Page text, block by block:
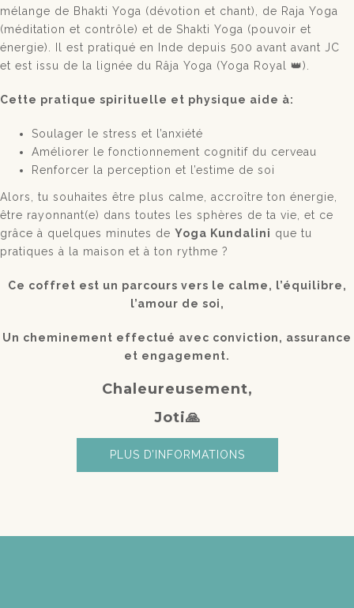
mélange de Bhakti Yoga (dévotion et chant), de Raja Yoga
(méditation et contrôle) et de Shakti Yoga (pouvoir et
énergie). Il est pratiqué en Inde depuis 500 avant avant JC
et est issu de la lignée du Râja Yoga (Yoga Royal 👑).
Cette pratique spirituelle et physique aide à:
Soulager le stress et l’anxiété
Améliorer le fonctionnement cognitif du cerveau
Renforcer la perception et l’estime de soi
Alors, tu souhaites être plus calme, accroître ton énergie,
être rayonnant(e) dans toutes les sphères de ta vie, et ce
grâce à quelques minutes de Yoga Kundalini que tu
pratiques à la maison et à ton rythme ?
Ce coffret est un parcours vers le calme, l’équilibre,
l’amour de soi,
Un cheminement effectué avec conviction, assurance
et engagement.
Chaleureusement,
Joti🙏
PLUS D’INFORMATIONS